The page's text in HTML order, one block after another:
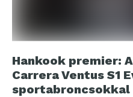
Hankook premier:
Carrera Ventus S1